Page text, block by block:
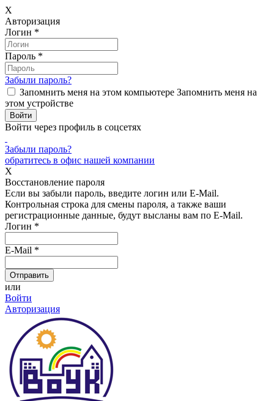
X
Авторизация
Логин *
Пароль *
Забыли пароль?
Запомнить меня на этом компьютере Запомнить меня на
этом устройстве
Войти через профиль в соцсетях
Забыли пароль?
обратитесь в офис нашей компании
X
Восстановление пароля
Если вы забыли пароль, введите логин или E-Mail.
Контрольная строка для смены пароля, а также ваши
регистрационные данные, будут высланы вам по E-Mail.
Логин *
E-Mail *
или
Войти
Авторизация